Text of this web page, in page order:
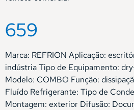
659
Marca: REFRION Aplicação:
indústria Tipo de Equipamento:
Modelo: COMBO Função:
Fluído Refrigerante: Tipo de
Montagem: exterior Difusão: